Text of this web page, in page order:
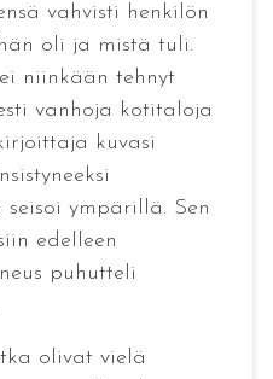
vahvisti henkilön
oli ja mistä tuli.
niinkään tehnyt
vanhoja kotitaloja
kuvasi
seisoi ympärillä. Sen
edelleen
puhutteli
olivat vielä